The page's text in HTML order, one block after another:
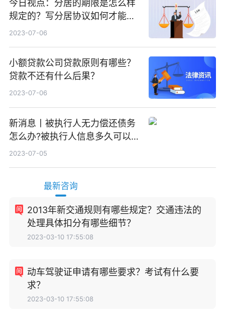
今日视点：分居的期限是怎么样
规定的？写分居协议如何才能有
效？
2023-07-06
小额贷款公司贷款原则有哪些？
贷款不还有什么后果？
2023-07-06
新消息丨被执行人无力偿还债务
怎么办?被执行人信息多久可以
消除?
2023-07-05
最新咨询
2013年新交通规则有哪些规定？交通违法的
处理具体扣分有哪些细节？
2023-03-10 17:55:08
动车驾驶证申请有哪些要求？考试有什么要
求？
2023-03-10 17:55:08